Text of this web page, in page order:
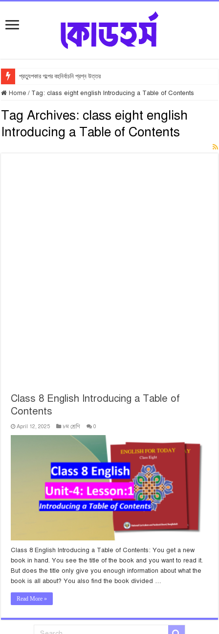
প্রত্যুপকার গল্পের বহুনির্বাচনি প্রশ্ন উত্তর
Home / Tag:class eight english Introducing a Table of Contents
Tag Archives: class eight english
Introducing a Table of Contents
Class 8 English Introducing a Table of
Contents
April 12, 2025 ৮ম শ্রেণি 0
Class 8 English Introducing a Table of Contents: You get a new
book in hand. You see the title of the book and you want to read it.
But does the title only give you enough information about what the
book is all about? You also find the book divided …
Read More »